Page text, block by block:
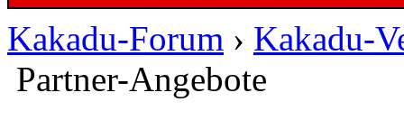
Kakadu-Forum › Kakadu-
Partner-Angebote